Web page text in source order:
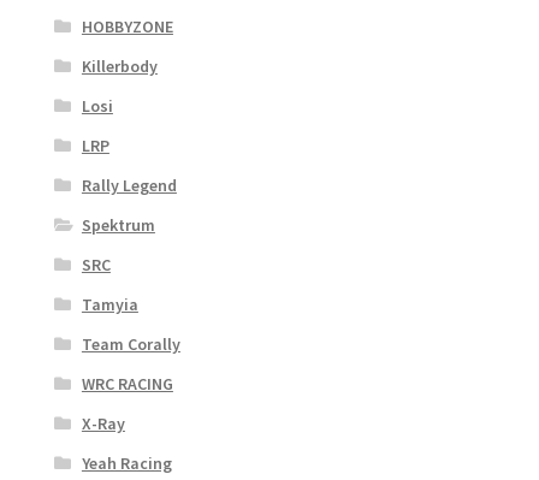
HOBBYZONE
Killerbody
Losi
LRP
Rally Legend
Spektrum
SRC
Tamyia
Team Corally
WRC RACING
X-Ray
Yeah Racing